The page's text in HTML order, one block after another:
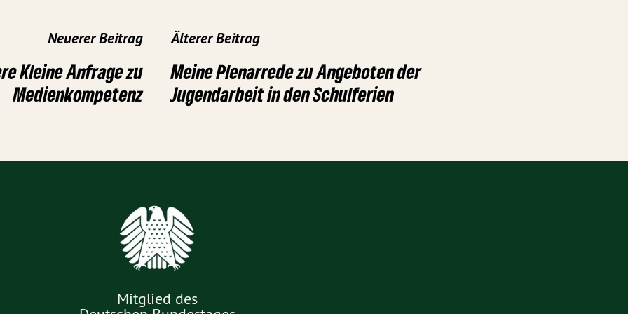
Neuerer Beitrag
Kleine Anfrage zu
Medienkompetenz
Älterer Beitrag
Meine Plenarrede zu Angeboten der
Jugendarbeit in den Schulferien
Mitglied des